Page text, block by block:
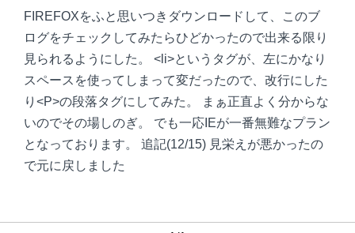
FIREFOXをふと思いつきダウンロードして、このブ
ログをチェックしてみたらひどかったので出来る限り
見られるようにした。 <li>というタグが、左にかなり
スペースを使ってしまって変だったので、改行にした
り<P>の段落タグにしてみた。 まぁ正直よく分からな
いのでその場しのぎ。 でも一応IEが一番無難なプラン
となっております。 追記(12/15) 見栄えが悪かったの
で元に戻しました